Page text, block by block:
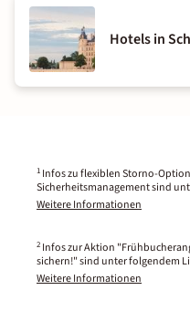
Hotels in
1 Infos zu flexiblen Storno-
Sicherheitsmanagement sind
Weitere Informationen
2 Infos zur Aktion
sichern!" sind unter folgendem
Weitere Informationen